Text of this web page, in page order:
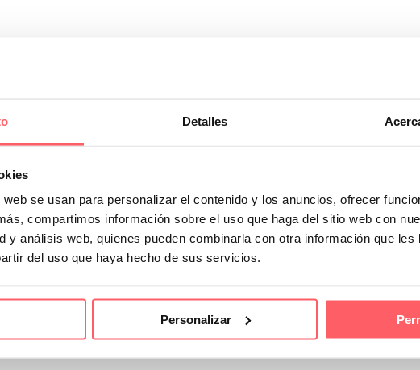
Detalles
se usan para personalizar el contenido y los anuncios, ofrecer
compartimos información sobre el uso que haga del sitio web con
y análisis web, quienes pueden combinarla con otra información que les
del uso que haya hecho de sus servicios.
Personalizar
ventajas: la comodidad de espacios reducidos, una atmósfera acogedora…
adecuadas para cortinas y visillos es fundamental para…